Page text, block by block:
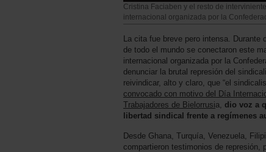
Cristina Faciaben y el resto de
internacional organizada por la
La cita fue breve pero intensa. Durante
de todo el mundo se conectaron este
internacional organizada por la
denunciar la brutal represión del
reivindicar, alto y claro, que “el
convocado con motivo del Día
Trabajadores de Bielorrusia, dio voz a
libertad sindical frente a regímenes
Desde Ghana, Turquía, Venezuela,
compartieron testimonios de